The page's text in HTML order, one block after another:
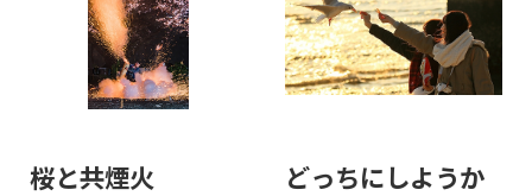
桜と共煙火
どっちにしようか